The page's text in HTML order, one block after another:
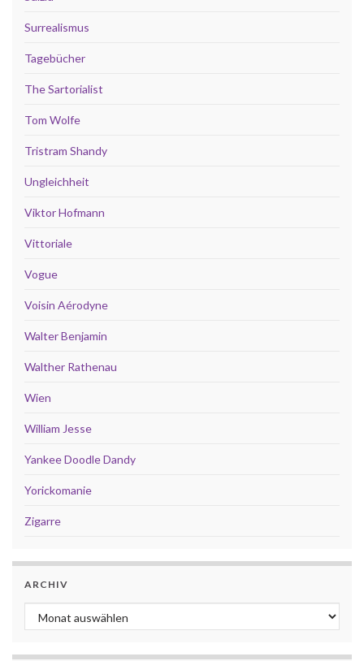
Surrealismus
Tagebücher
The Sartorialist
Tom Wolfe
Tristram Shandy
Ungleichheit
Viktor Hofmann
Vittoriale
Vogue
Voisin Aérodyne
Walter Benjamin
Walther Rathenau
Wien
William Jesse
Yankee Doodle Dandy
Yorickomanie
Zigarre
ARCHIV
Archiv